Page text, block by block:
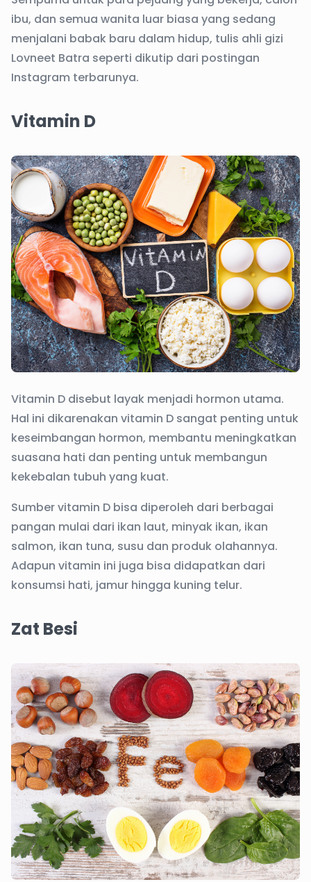
ibu, dan semua wanita luar biasa yang sedang
menjalani babak baru dalam hidup, tulis ahli gizi
Lovneet Batra seperti dikutip dari postingan
Instagram terbarunya.
Vitamin D
Vitamin D disebut layak menjadi hormon utama.
Hal ini dikarenakan vitamin D sangat penting untuk
keseimbangan hormon, membantu meningkatkan
suasana hati dan penting untuk membangun
kekebalan tubuh yang kuat.
Sumber vitamin D bisa diperoleh dari berbagai
pangan mulai dari ikan laut, minyak ikan, ikan
salmon, ikan tuna, susu dan produk olahannya.
Adapun vitamin ini juga bisa didapatkan dari
konsumsi hati, jamur hingga kuning telur.
Zat Besi